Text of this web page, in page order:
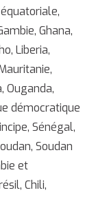
équatoriale,
Ghana,
Liberia,
Ouganda,
démocratique
Sénégal,
Soudan
et
Chili,